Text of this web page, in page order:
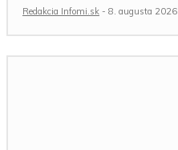
Redakcia Infomi.sk - 8. augusta 2026